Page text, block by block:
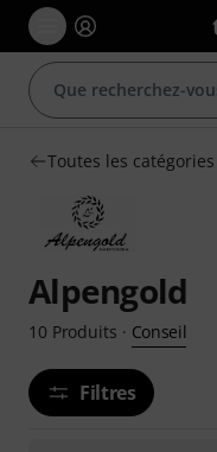
Toutes les catégories
Alpengold
10 Produits · Conseil
Filtres